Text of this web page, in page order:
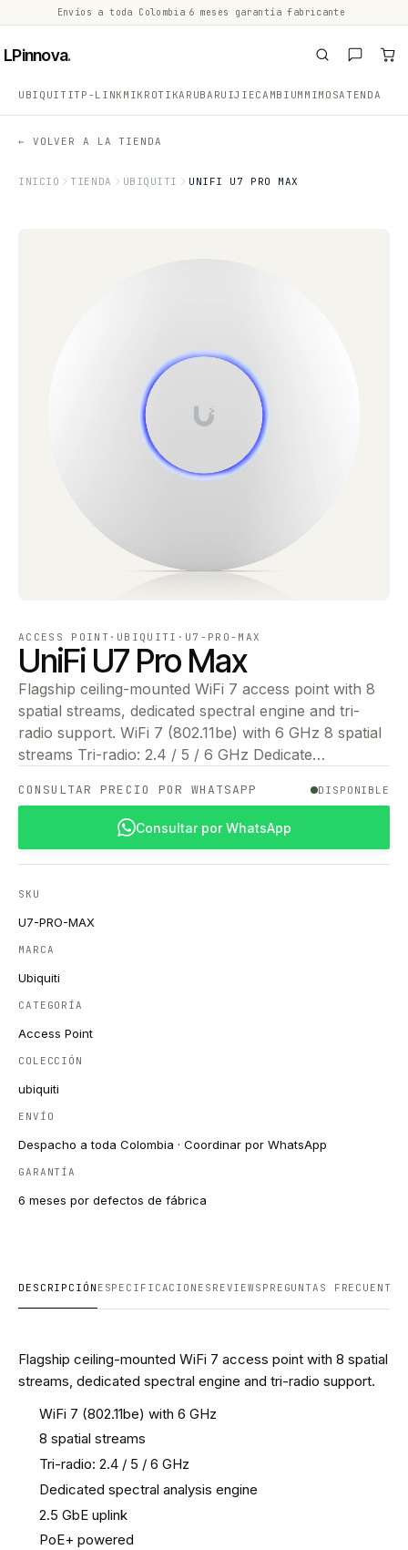
Envíos a toda Colombia 6 meses garantía fabricante
LPinnova.
UBIQUITITP-LINK MIKROTIKARUBA RUIJIECAMBIUM MIMOSATENDA
← VOLVER A LA TIENDA
INICIO TIENDA UBIQUITI UNIFI U7 PRO MAX
ACCESS POINT · UBIQUITI · U7-PRO-MAX
UniFi U7 Pro Max
Flagship ceiling-mounted WiFi 7 access point with 8
spatial streams, dedicated spectral engine and tri-
radio support. WiFi 7 (802.11be) with 6 GHz 8 spatial
streams Tri-radio: 2.4 / 5 / 6 GHz Dedicate…
CONSULTAR PRECIO POR WHATSAPP DISPONIBLE
Consultar por WhatsApp
SKU
U7-PRO-MAX
MARCA
Ubiquiti
CATEGORÍA
Access Point
COLECCIÓN
ubiquiti
ENVÍO
Despacho a toda Colombia · Coordinar por WhatsApp
GARANTÍA
6 meses por defectos de fábrica
DESCRIPCIÓN ESPECIFICACIONES REVIEWS PREGUNTAS FRECUENTES
Flagship ceiling-mounted WiFi 7 access point with 8 spatial
streams, dedicated spectral engine and tri-radio support.
WiFi 7 (802.11be) with 6 GHz
8 spatial streams
Tri-radio: 2.4 / 5 / 6 GHz
Dedicated spectral analysis engine
2.5 GbE uplink
PoE+ powered